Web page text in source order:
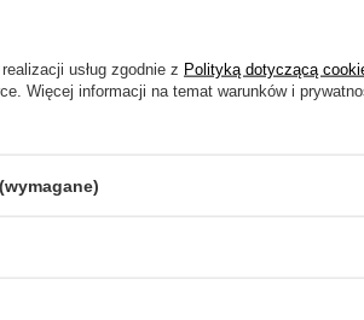
Polecamy
usług zgodnie z Polityką dotyczącą
Więcej informacji na temat warunków i